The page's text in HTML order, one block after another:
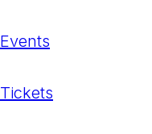
Events
Tickets